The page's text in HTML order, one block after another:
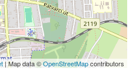
| Map data ©OpenStreetMapcontributors